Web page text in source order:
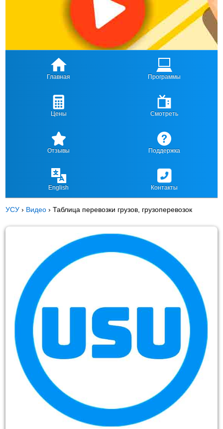
Главная Программы
Цены Смотреть
Отзывы Поддержка
English Контакты
УСУ › Видео ›Таблица перевозки грузов, грузоперевозок